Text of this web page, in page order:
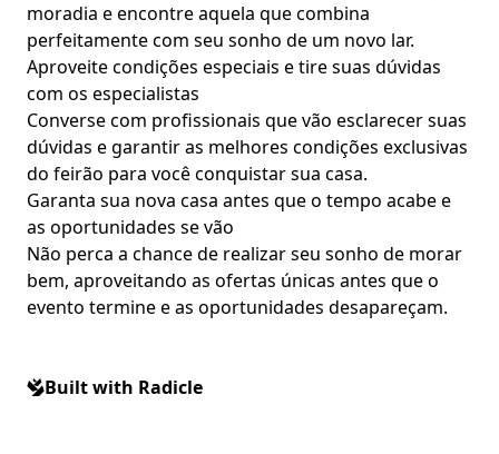
moradia e encontre aquela que combina
perfeitamente com seu sonho de um novo lar.
Aproveite condições especiais e tire suas dúvidas
com os especialistas
Converse com profissionais que vão esclarecer suas
dúvidas e garantir as melhores condições exclusivas
do feirão para você conquistar sua casa.
Garanta sua nova casa antes que o tempo acabe e
as oportunidades se vão
Não perca a chance de realizar seu sonho de morar
bem, aproveitando as ofertas únicas antes que o
evento termine e as oportunidades desapareçam.
Built with Radicle